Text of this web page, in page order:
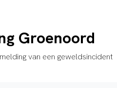
Groenoord
van een geweldsincident